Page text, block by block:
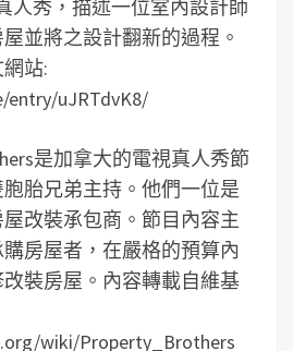
人秀，描述一位室內設計師
並將之設計翻新的過程。
站:
uJRTdvK8/
是加拿大的電視真人秀節
胎兄弟主持。他們一位是
改裝承包商。節目內容主
房屋者，在嚴格的預算內
裝房屋。內容轉載自維基
wiki/Property_Brothers